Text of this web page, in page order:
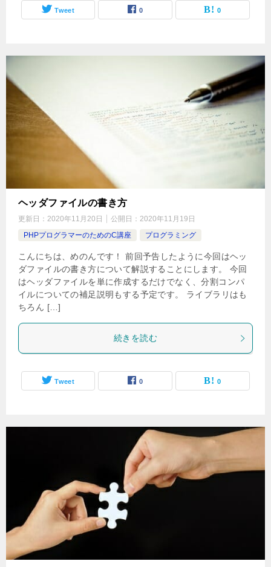
Tweet 0 0
ヘッダファイルの書き方
更新日： 2020年11月20日 公開日： 2020年11月19日
PHPプログラマーのためのC講座
プログラミング
こんにちは、めのんです！ 前回予告したように今回はヘッ
ダファイルの書き方について解説することにします。 今回
はヘッダファイルを単に作成するだけでなく、分割コンパ
イルについての補足説明もする予定です。 ライブラリはも
ちろん […]
続きを読む
Tweet 0 0